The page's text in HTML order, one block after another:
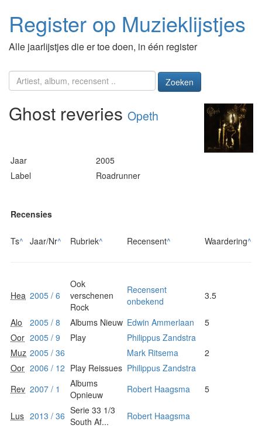
Register op Muzieklijstjes
Alle jaarlijstjes die er toe doen, in één register
Zoeken
Ghost reveries Opeth
Jaar
2005
Label
Roadrunner
Recensies
Ts^ Jaar/Nr^ Rubriek^ Recensent^ Waardering^
Hea 2005 / 6
Ook
verschenen
Rock
Recensent
onbekend
3.5
Alo 2005 / 8 Albums Nieuw Edwin Ammerlaan
5
Oor 2005 / 9 Play
Philippus Zandstra
Muz 2005 / 36 Mark Ritsema
2
Oor 2006 / 12 Play Reissues Philippus Zandstra
Rev 2007 / 1
Albums
Opnieuw
Robert Haagsma 5
Lus 2013 / 36 Serie 33 1/3
South Af...
Robert Haagsma